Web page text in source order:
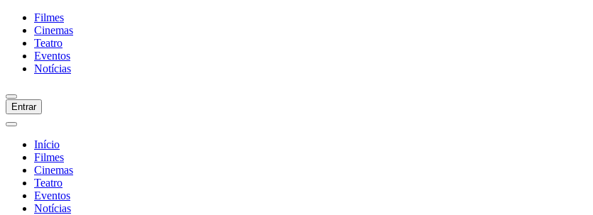
Filmes
Cinemas
Teatro
Eventos
Notícias
Entrar
Início
Filmes
Cinemas
Teatro
Eventos
Notícias